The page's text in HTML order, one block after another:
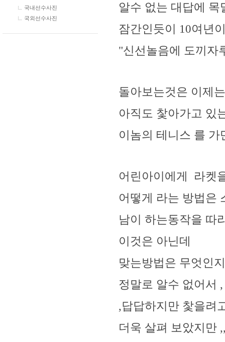
국내선수사진
국외선수사진
알수 없는 대답에 목
잠간인듯이 10여년
"신선놀음에 도끼자
돌아보는것은 이제
아직도 찿아가고 있
이놈의 테니스 를 가
어린아이에게 라켓
어떻게 라는 방법은
남이 하는동작을 따
이것은 아닌데
맞는방법은 무엇인
정말로 알수 없어서 ,
,답답하지만 찿을려
더욱 살펴 보았지만